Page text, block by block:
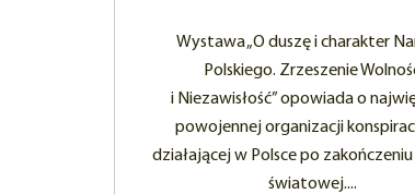
Wystawa „O duszę i charakter
Polskiego. Zrzeszenie
i Niezawisłość” opowiada o
powojennej organizacji
działającej w Polsce po
światowej....